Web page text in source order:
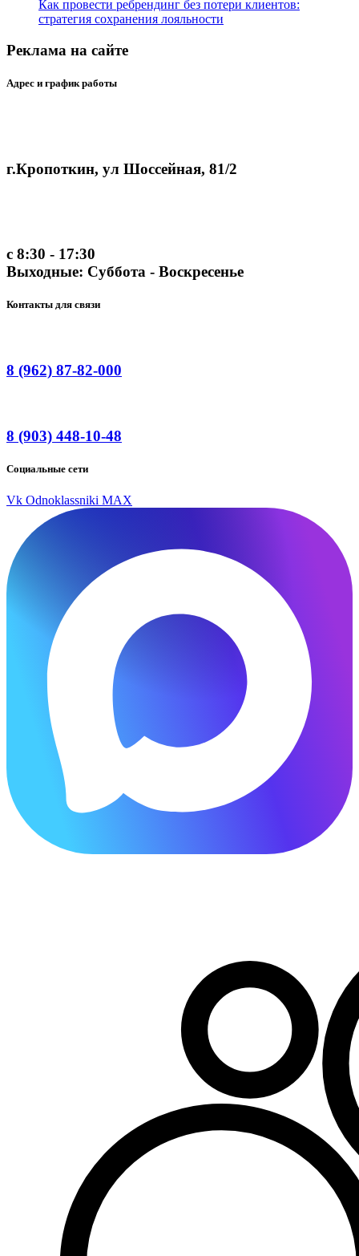
Как провести ребрендинг без потери клиентов:
стратегия сохранения лояльности
Реклама на сайте
Адрес и график работы
г.Кропоткин, ул Шоссейная, 81/2
с 8:30 - 17:30
Выходные: Суббота - Воскресенье
Контакты для связи
8 (962) 87-82-000
8 (903) 448-10-48
Социальные сети
Vk Odnoklassniki MAX